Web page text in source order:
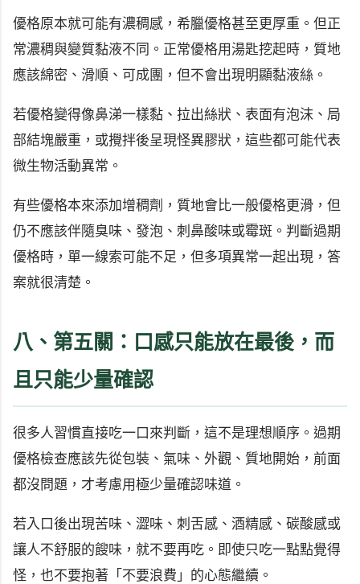
優格原本就可能有濃稠感，希臘優格甚至更厚重。但正
常濃稠與變質黏液不同。正常優格用湯匙挖起時，質地
應該綿密、滑順、可成團，但不會出現明顯黏液絲。
若優格變得像鼻涕一樣黏、拉出絲狀、表面有泡沫、局
部結塊嚴重，或攪拌後呈現怪異膠狀，這些都可能代表
微生物活動異常。
有些優格本來添加增稠劑，質地會比一般優格更滑，但
仍不應該伴隨臭味、發泡、刺鼻酸味或霉斑。判斷過期
優格時，單一線索可能不足，但多項異常一起出現，答
案就很清楚。
八、第五關：口感只能放在最後，而
且只能少量確認
很多人習慣直接吃一口來判斷，這不是理想順序。過期
優格檢查應該先從包裝、氣味、外觀、質地開始，前面
都沒問題，才考慮用極少量確認味道。
若入口後出現苦味、澀味、刺舌感、酒精感、碳酸感或
讓人不舒服的餿味，就不要再吃。即使只吃一點點覺得
怪，也不要抱著「不要浪費」的心態繼續。